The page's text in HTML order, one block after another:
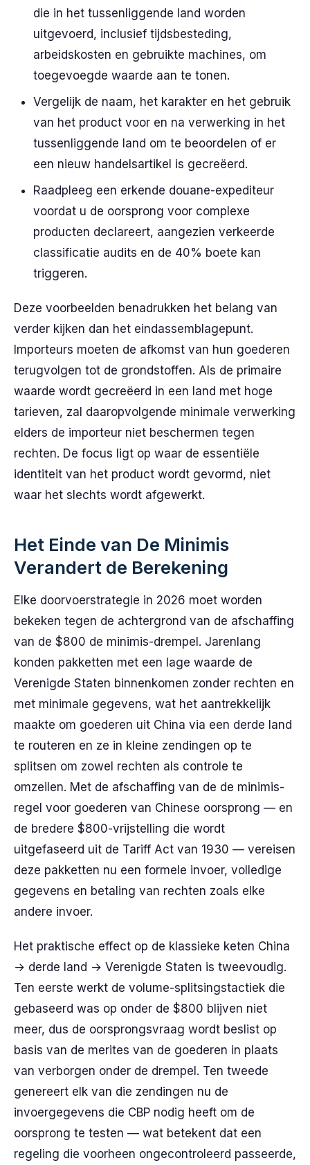
die in het tussenliggende land worden
uitgevoerd, inclusief tijdsbesteding,
arbeidskosten en gebruikte machines, om
toegevoegde waarde aan te tonen.
Vergelijk de naam, het karakter en het gebruik
van het product voor en na verwerking in het
tussenliggende land om te beoordelen of er
een nieuw handelsartikel is gecreëerd.
Raadpleeg een erkende douane-expediteur
voordat u de oorsprong voor complexe
producten declareert, aangezien verkeerde
classificatie audits en de 40% boete kan
triggeren.
Deze voorbeelden benadrukken het belang van
verder kijken dan het eindassemblagepunt.
Importeurs moeten de afkomst van hun goederen
terugvolgen tot de grondstoffen. Als de primaire
waarde wordt gecreëerd in een land met hoge
tarieven, zal daaropvolgende minimale verwerking
elders de importeur niet beschermen tegen
rechten. De focus ligt op waar de essentiële
identiteit van het product wordt gevormd, niet
waar het slechts wordt afgewerkt.
Het Einde van De Minimis
Verandert de Berekening
Elke doorvoerstrategie in 2026 moet worden
bekeken tegen de achtergrond van de afschaffing
van de $800 de minimis-drempel. Jarenlang
konden pakketten met een lage waarde de
Verenigde Staten binnenkomen zonder rechten en
met minimale gegevens, wat het aantrekkelijk
maakte om goederen uit China via een derde land
te routeren en ze in kleine zendingen op te
splitsen om zowel rechten als controle te
omzeilen. Met de afschaffing van de de minimis-
regel voor goederen van Chinese oorsprong — en
de bredere $800-vrijstelling die wordt
uitgefaseerd uit de Tariff Act van 1930 — vereisen
deze pakketten nu een formele invoer, volledige
gegevens en betaling van rechten zoals elke
andere invoer.
Het praktische effect op de klassieke keten China
→ derde land → Verenigde Staten is tweevoudig.
Ten eerste werkt de volume-splitsingstactiek die
gebaseerd was op onder de $800 blijven niet
meer, dus de oorsprongsvraag wordt beslist op
basis van de merites van de goederen in plaats
van verborgen onder de drempel. Ten tweede
genereert elk van die zendingen nu de
invoergegevens die CBP nodig heeft om de
oorsprong te testen — wat betekent dat een
regeling die voorheen ongecontroleerd passeerde,